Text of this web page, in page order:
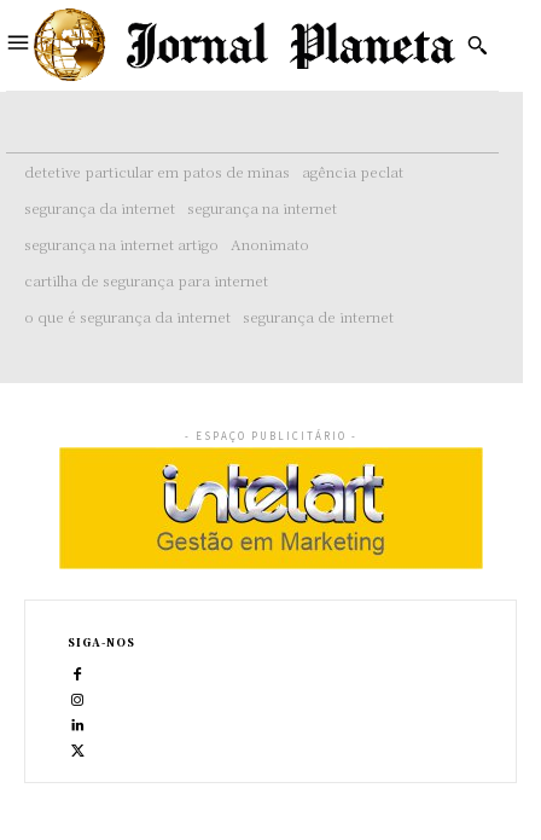
detetive particular em patos de minas
agência peclat
segurança da internet
segurança na internet
segurança na internet artigo
Anonimato
cartilha de segurança para internet
o que é segurança da internet
segurança de internet
- ESPAÇO PUBLICITÁRIO -
SIGA-NOS